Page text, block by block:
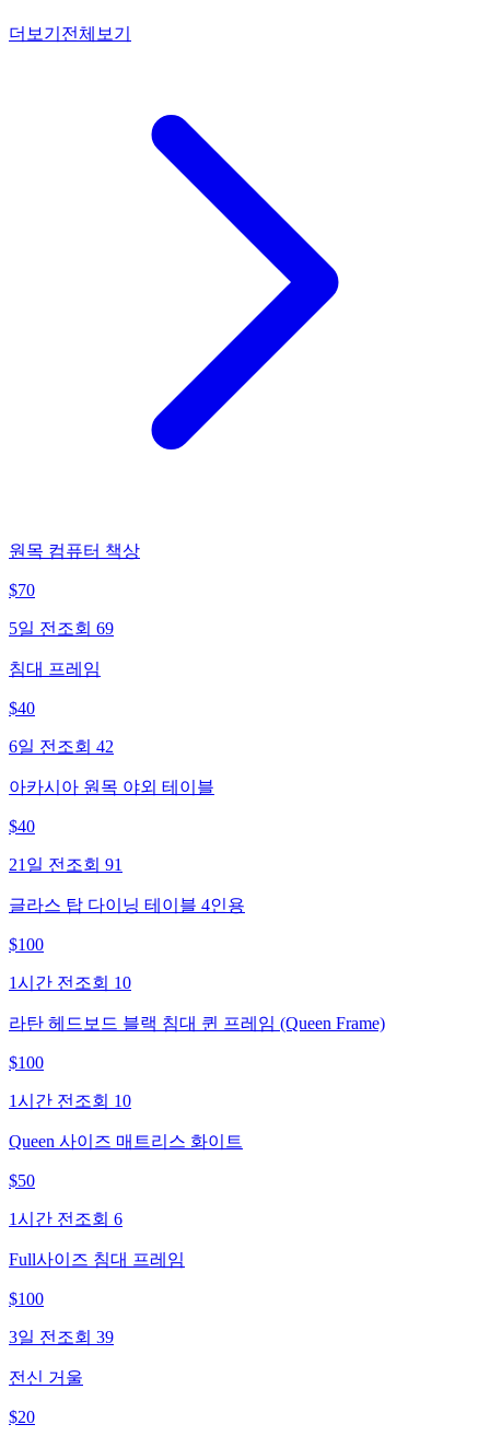
더보기 전체보기
원목 컴퓨터 책상
$70
5일 전 조회 69
침대 프레임
$40
6일 전 조회 42
아카시아 원목 야외 테이블
$40
21일 전 조회 91
글라스 탑 다이닝 테이블 4인용
$100
1시간 전 조회 10
라탄 헤드보드 블랙 침대 퀸 프레임 (Queen Frame)
$100
1시간 전 조회 10
Queen 사이즈 매트리스 화이트
$50
1시간 전 조회 6
Full사이즈 침대 프레임
$100
3일 전 조회 39
전신 거울
$20